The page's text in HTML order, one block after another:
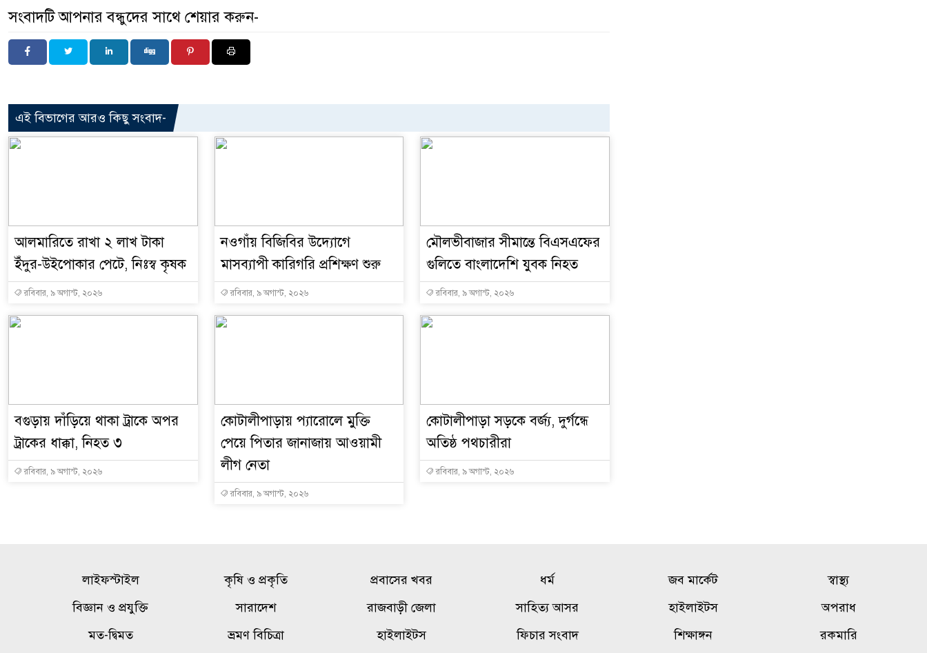
সংবাদটি আপনার বন্ধুদের সাথে শেয়ার করুন-
এই বিভাগের আরও কিছু সংবাদ-
আলমারিতে রাখা ২ লাখ টাকা
ইঁদুর-উইপোকার পেটে, নিঃস্ব কৃষক
রবিবার, ৯ অগাস্ট, ২০২৬
নওগাঁয় বিজিবির উদ্যোগে
মাসব্যাপী কারিগরি প্রশিক্ষণ শুরু
রবিবার, ৯ অগাস্ট, ২০২৬
মৌলভীবাজার সীমান্তে বিএসএফের
গুলিতে বাংলাদেশি যুবক নিহত
রবিবার, ৯ অগাস্ট, ২০২৬
বগুড়ায় দাঁড়িয়ে থাকা ট্রাকে অপর
ট্রাকের ধাক্কা, নিহত ৩
রবিবার, ৯ অগাস্ট, ২০২৬
কোটালীপাড়ায় প্যারোলে মুক্তি
পেয়ে পিতার জানাজায় আওয়ামী
লীগ নেতা
রবিবার, ৯ অগাস্ট, ২০২৬
কোটালীপাড়া সড়কে বর্জ্য, দুর্গন্ধে
অতিষ্ঠ পথচারীরা
রবিবার, ৯ অগাস্ট, ২০২৬
লাইফস্টাইল কৃষি ও প্রকৃতি প্রবাসের খবর ধর্ম জব মার্কেট
স্বাস্থ্য
বিজ্ঞান ও প্রযুক্তি
সারাদেশ রাজবাড়ী জেলা সাহিত্য আসর হাইলাইটস
অপরাধ
মত-দ্বিমত
ভ্রমণ বিচিত্রা হাইলাইটস ফিচার সংবাদ শিক্ষাঙ্গন রকমারি